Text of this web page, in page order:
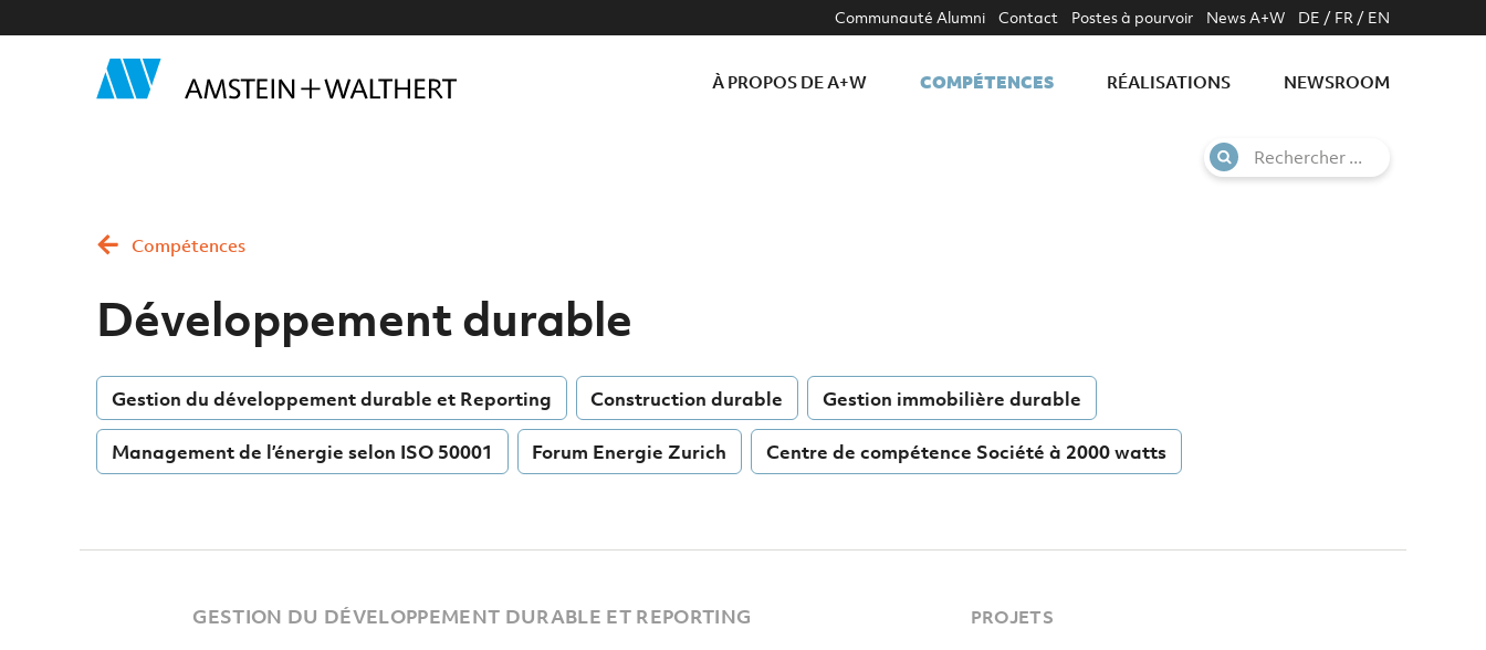
À PROPOS DE A+W COMPÉTENCES RÉALISATIONS NEWSROOM
Communauté Alumni Contact Postes à pourvoir News A+W DE / FR / EN
Compétences
Développement durable
Gestion du développement durable et Reporting Construction durable Gestion immobilière durable
Management de l’énergie selon ISO 50001 Forum Energie Zurich Centre de compétence Société à 2000 watts
GESTION DU DÉVELOPPEMENT DURABLE ET REPORTING PROJETS